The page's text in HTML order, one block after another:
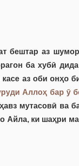
бештар аз
ба хубӣ
аз оби онҳо
Аллоҳ бар ӯ
мутасовӣ ва
Айла, ки шаҳри